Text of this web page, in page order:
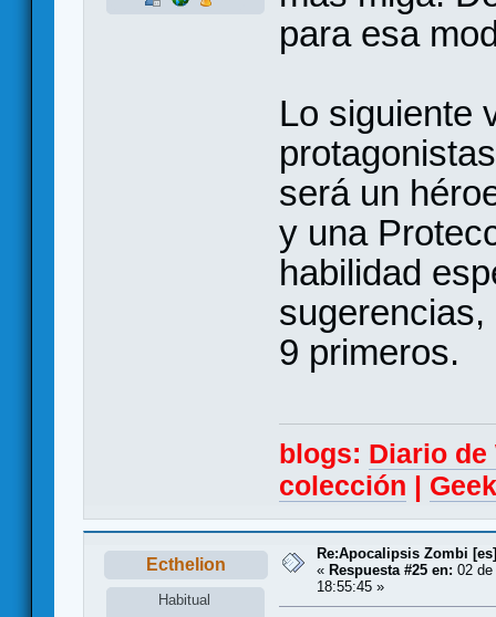
para esa
Lo siguiente
será un
y una
habilidad
9 primeros.
blogs: Diario
colección
Ecthelion
Habitual
Re:Apocalipsis Zombi [es]
« Respuesta #25 en: 02
18:55:45 »